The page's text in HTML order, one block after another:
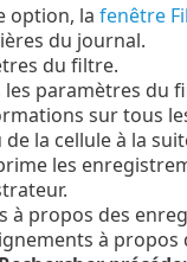
option, la fenêtre
du journal.
du filtre.
paramètres du
sur tous
la cellule à la
les
à propos des
à